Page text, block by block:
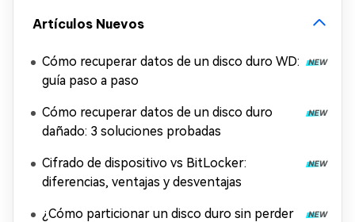
Artículos Nuevos
Cómo recuperar datos de un disco duro WD:
guía paso a paso
Cómo recuperar datos de un disco duro
dañado: 3 soluciones probadas
Cifrado de dispositivo vs BitLocker:
diferencias, ventajas y desventajas
¿Cómo particionar un disco duro sin perder